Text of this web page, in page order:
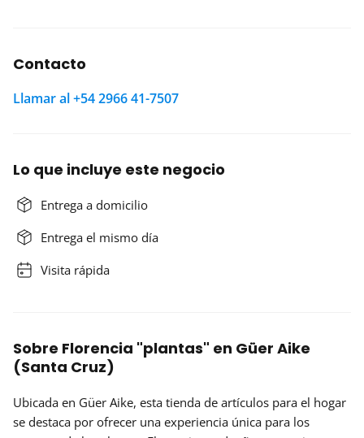
Contacto
Llamar al +54 2966 41-7507
Lo que incluye este negocio
Entrega a domicilio
Entrega el mismo día
Visita rápida
Sobre Florencia "plantas" en Güer Aike
(Santa Cruz)
Ubicada en Güer Aike, esta tienda de artículos para el hogar
se destaca por ofrecer una experiencia única para los